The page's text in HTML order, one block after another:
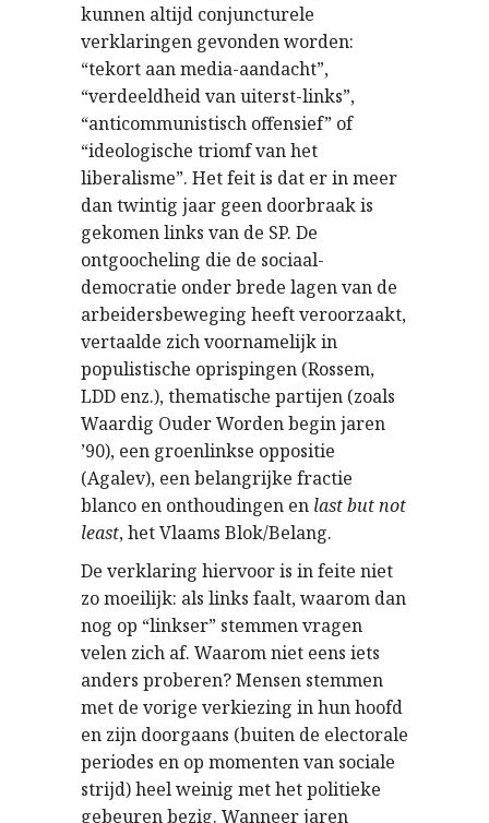
kunnen altijd conjuncturele
verklaringen gevonden worden:
“tekort aan media-aandacht”,
“verdeeldheid van uiterst-links”,
“anticommunistisch offensief” of
“ideologische triomf van het
liberalisme”. Het feit is dat er in meer
dan twintig jaar geen doorbraak is
gekomen links van de SP. De
ontgoocheling die de sociaal-
democratie onder brede lagen van de
arbeidersbeweging heeft veroorzaakt,
vertaalde zich voornamelijk in
populistische oprispingen (Rossem,
LDD enz.), thematische partijen (zoals
Waardig Ouder Worden begin jaren
’90), een groenlinkse oppositie
(Agalev), een belangrijke fractie
blanco en onthoudingen en last but not
least, het Vlaams Blok/Belang.
De verklaring hiervoor is in feite niet
zo moeilijk: als links faalt, waarom dan
nog op “linkser” stemmen vragen
velen zich af. Waarom niet eens iets
anders proberen? Mensen stemmen
met de vorige verkiezing in hun hoofd
en zijn doorgaans (buiten de electorale
periodes en op momenten van sociale
strijd) heel weinig met het politieke
gebeuren bezig. Wanneer jaren